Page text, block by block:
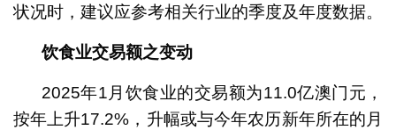
状况时，建议应参考相关行业的季度及年度数据。
饮食业交易额之变动
2025年1月饮食业的交易额为11.0亿澳门元，
按年上升17.2%，升幅或与今年农历新年所在的月